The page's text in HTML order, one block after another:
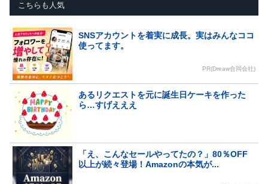
こちらも人気
SNSアカウントを着実に成長。実はみんなココ
使ってます。
PR(Dreaw合同会社)
あるリクエストを元に誕生日ケーキを作った
ら…すげえええ
「え、こんなセールやってたの？」80％OFF
以上が続々登場！Amazonの本気が...